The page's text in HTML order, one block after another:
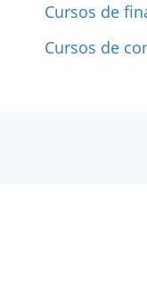
Cursos de
Cursos de